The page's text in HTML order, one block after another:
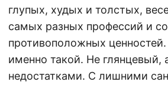
глупых, худых и толстых,
самых разных профессий и
противоположных
именно такой. Не глянцевый,
недостатками. С лишними